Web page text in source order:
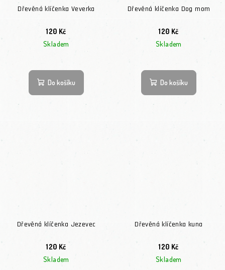
Dřevěná klíčenka Veverka
120 Kč
Skladem
Do košíku
Dřevěná klíčenka Dog mom
120 Kč
Skladem
Průměrné
Do košíku
Dřevěná klíčenka Jezevec
120 Kč
Skladem
Dřevěná klíčenka kuna
120 Kč
Skladem